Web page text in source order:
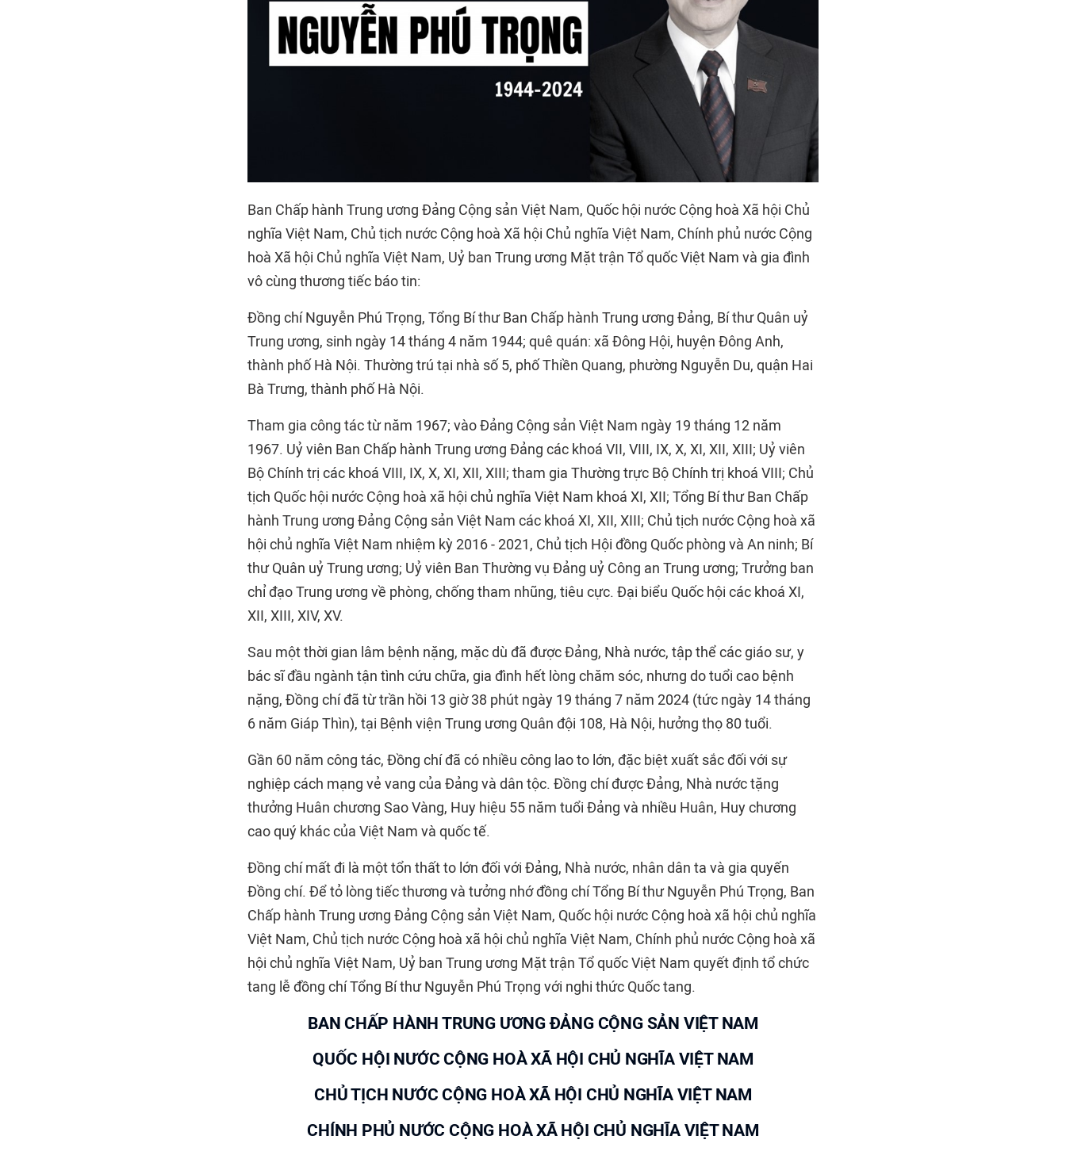
Ban Chấp hành Trung ương Đảng Cộng sản Việt Nam, Quốc hội nước Cộng hoà Xã hội Chủ
nghĩa Việt Nam, Chủ tịch nước Cộng hoà Xã hội Chủ nghĩa Việt Nam, Chính phủ nước Cộng
hoà Xã hội Chủ nghĩa Việt Nam, Uỷ ban Trung ương Mặt trận Tổ quốc Việt Nam và gia đình
vô cùng thương tiếc báo tin:
Đồng chí Nguyễn Phú Trọng, Tổng Bí thư Ban Chấp hành Trung ương Đảng, Bí thư Quân uỷ
Trung ương, sinh ngày 14 tháng 4 năm 1944; quê quán: xã Đông Hội, huyện Đông Anh,
thành phố Hà Nội. Thường trú tại nhà số 5, phố Thiền Quang, phường Nguyễn Du, quận Hai
Bà Trưng, thành phố Hà Nội.
Tham gia công tác từ năm 1967; vào Đảng Cộng sản Việt Nam ngày 19 tháng 12 năm
1967. Uỷ viên Ban Chấp hành Trung ương Đảng các khoá VII, VIII, IX, X, XI, XII, XIII; Uỷ viên
Bộ Chính trị các khoá VIII, IX, X, XI, XII, XIII; tham gia Thường trực Bộ Chính trị khoá VIII; Chủ
tịch Quốc hội nước Cộng hoà xã hội chủ nghĩa Việt Nam khoá XI, XII; Tổng Bí thư Ban Chấp
hành Trung ương Đảng Cộng sản Việt Nam các khoá XI, XII, XIII; Chủ tịch nước Cộng hoà xã
hội chủ nghĩa Việt Nam nhiệm kỳ 2016 - 2021, Chủ tịch Hội đồng Quốc phòng và An ninh; Bí
thư Quân uỷ Trung ương; Uỷ viên Ban Thường vụ Đảng uỷ Công an Trung ương; Trưởng ban
chỉ đạo Trung ương về phòng, chống tham nhũng, tiêu cực. Đại biểu Quốc hội các khoá XI,
XII, XIII, XIV, XV.
Sau một thời gian lâm bệnh nặng, mặc dù đã được Đảng, Nhà nước, tập thể các giáo sư, y
bác sĩ đầu ngành tận tình cứu chữa, gia đình hết lòng chăm sóc, nhưng do tuổi cao bệnh
nặng, Đồng chí đã từ trần hồi 13 giờ 38 phút ngày 19 tháng 7 năm 2024 (tức ngày 14 tháng
6 năm Giáp Thìn), tại Bệnh viện Trung ương Quân đội 108, Hà Nội, hưởng thọ 80 tuổi.
Gần 60 năm công tác, Đồng chí đã có nhiều công lao to lớn, đặc biệt xuất sắc đối với sự
nghiệp cách mạng vẻ vang của Đảng và dân tộc. Đồng chí được Đảng, Nhà nước tặng
thưởng Huân chương Sao Vàng, Huy hiệu 55 năm tuổi Đảng và nhiều Huân, Huy chương
cao quý khác của Việt Nam và quốc tế.
Đồng chí mất đi là một tổn thất to lớn đối với Đảng, Nhà nước, nhân dân ta và gia quyến
Đồng chí. Để tỏ lòng tiếc thương và tưởng nhớ đồng chí Tổng Bí thư Nguyễn Phú Trọng, Ban
Chấp hành Trung ương Đảng Cộng sản Việt Nam, Quốc hội nước Cộng hoà xã hội chủ nghĩa
Việt Nam, Chủ tịch nước Cộng hoà xã hội chủ nghĩa Việt Nam, Chính phủ nước Cộng hoà xã
hội chủ nghĩa Việt Nam, Uỷ ban Trung ương Mặt trận Tổ quốc Việt Nam quyết định tổ chức
tang lễ đồng chí Tổng Bí thư Nguyễn Phú Trọng với nghi thức Quốc tang.
BAN CHẤP HÀNH TRUNG ƯƠNG ĐẢNG CỘNG SẢN VIỆT NAM
QUỐC HỘI NƯỚC CỘNG HOÀ XÃ HỘI CHỦ NGHĨA VIỆT NAM
CHỦ TỊCH NƯỚC CỘNG HOÀ XÃ HỘI CHỦ NGHĨA VIỆT NAM
CHÍNH PHỦ NƯỚC CỘNG HOÀ XÃ HỘI CHỦ NGHĨA VIỆT NAM